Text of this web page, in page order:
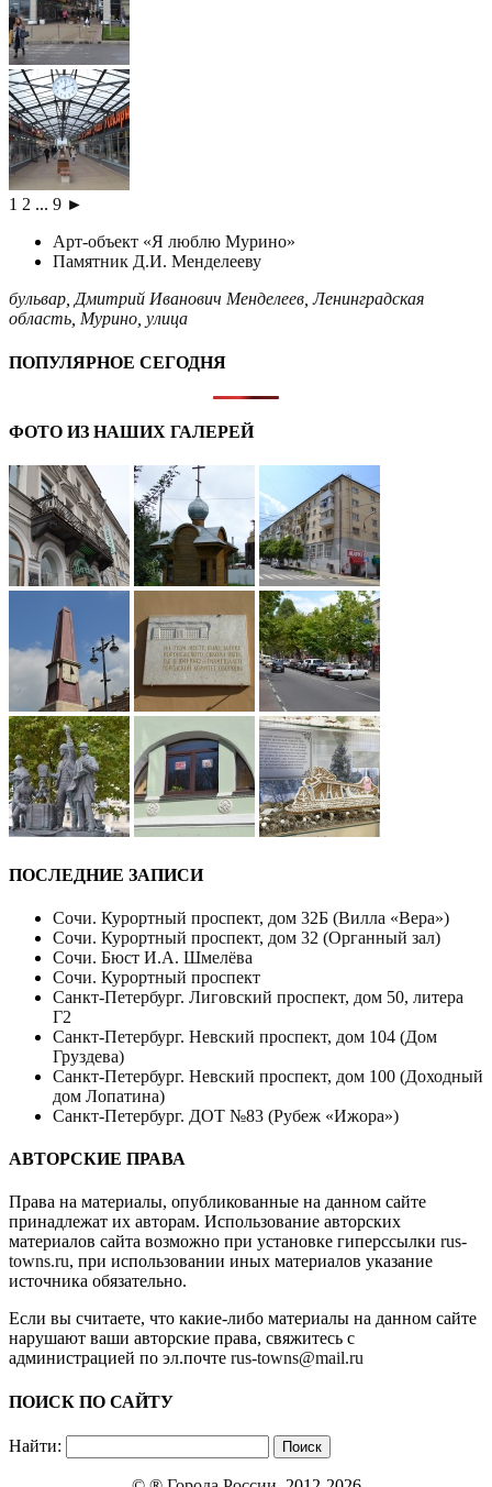
1 2 ... 9 ►
Арт-объект «Я люблю Мурино»
Памятник Д.И. Менделееву
бульвар Дмитрий Иванович Менделеев ,Ленинградская
область Мурино улица
ПОПУЛЯРНОЕ СЕГОДНЯ
ФОТО ИЗ НАШИХ ГАЛЕРЕЙ
ПОСЛЕДНИЕ ЗАПИСИ
Сочи. Курортный проспект, дом 32Б (Вилла «Вера»)
Сочи. Курортный проспект, дом 32 (Органный зал)
Сочи. Бюст И.А. Шмелёва
Сочи. Курортный проспект
Санкт-Петербург. Лиговский проспект, дом 50, литера
Г2
Санкт-Петербург. Невский проспект, дом 104 (Дом
Груздева)
Санкт-Петербург. Невский проспект, дом 100 (Доходный
дом Лопатина)
Санкт-Петербург. ДОТ №83 (Рубеж «Ижора»)
АВТОРСКИЕ ПРАВА
Права на материалы, опубликованные на данном сайте
принадлежат их авторам. Использование авторских
материалов сайта возможно при установке гиперссылки rus-
towns.ru, при использовании иных материалов указание
источника обязательно.
Если вы считаете, что какие-либо материалы на данном сайте
нарушают ваши авторские права, свяжитесь с
администрацией по эл.почте rus-towns@mail.ru
ПОИСК ПО САЙТУ
Найти: